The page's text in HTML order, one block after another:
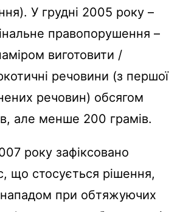
У грудні 2005 року –
правопорушення –
виготовити /
речовини (з першої
речовин) обсягом
але менше 200 грамів.
року зафіксовано
що стосується рішення,
нападом при обтяжуючих